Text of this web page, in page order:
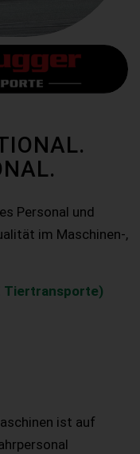
Personal und
im Maschinen-,
Tiertransporte)
ist auf